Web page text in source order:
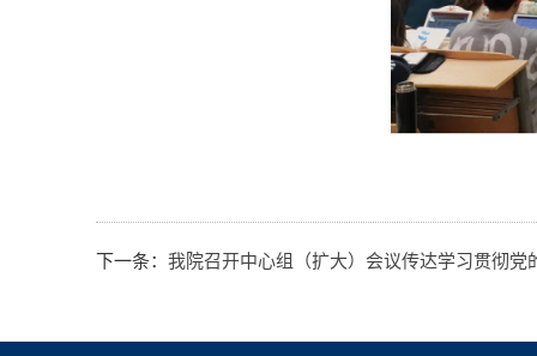
下一条： 我院召开中心组（扩大）会议传达学习贯彻党